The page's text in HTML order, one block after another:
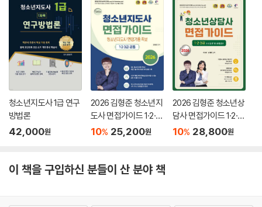
청소년지도사 1급 연구
방법론
42,000원
2026 김형준 청소년지
도사 면접가이드 1·2·3
급
10% 25,200원
2026 김형준 청소년상
담사 면접가이드 1·2·3
급 사례질문 및 모범답
10% 28,800원
이 책을 구입하신 분들이 산 분야 책